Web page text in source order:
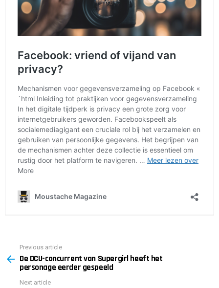
more
Previous article
De DCU-concurrent van Supergirl heeft het
personage eerder gespeeld
Next article